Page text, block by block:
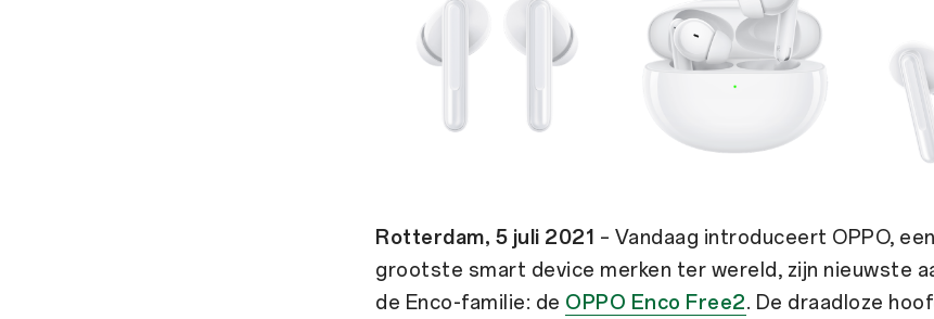
Rotterdam, 5 juli 2021 – Vandaag introduceert OPPO,
grootste smart device merken ter wereld, zijn nieuwste
de Enco-familie: de OPPO Enco Free2. De draadloze